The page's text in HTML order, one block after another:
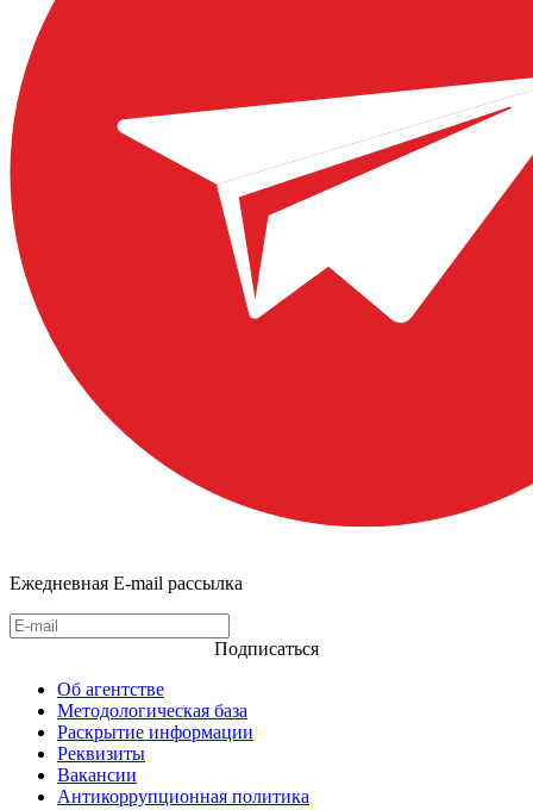
Ежедневная E-mail рассылка
Подписаться
Об агентстве
Методологическая база
Раскрытие информации
Реквизиты
Вакансии
Антикоррупционная политика